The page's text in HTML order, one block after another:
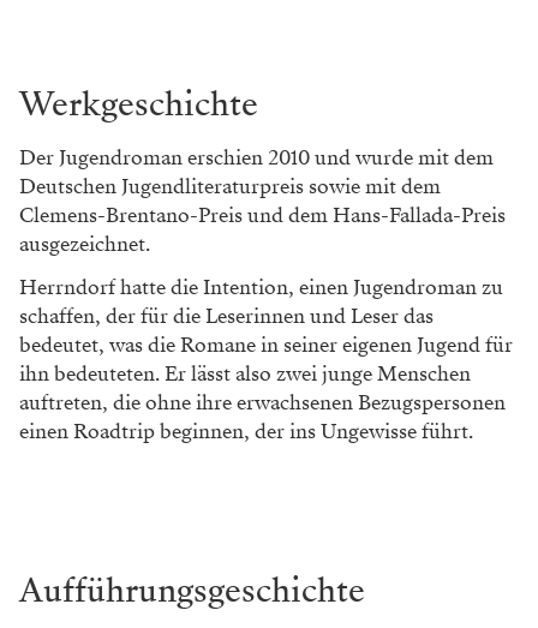
Werkgeschichte
Der Jugendroman erschien 2010 und wurde mit dem
Deutschen Jugendliteraturpreis sowie mit dem
Clemens-Brentano-Preis und dem Hans-Fallada-Preis
ausgezeichnet.
Herrndorf hatte die Intention, einen Jugendroman zu
schaffen, der für die Leserinnen und Leser das
bedeutet, was die Romane in seiner eigenen Jugend für
ihn bedeuteten. Er lässt also zwei junge Menschen
auftreten, die ohne ihre erwachsenen Bezugspersonen
einen Roadtrip beginnen, der ins Ungewisse führt.
Aufführungsgeschichte